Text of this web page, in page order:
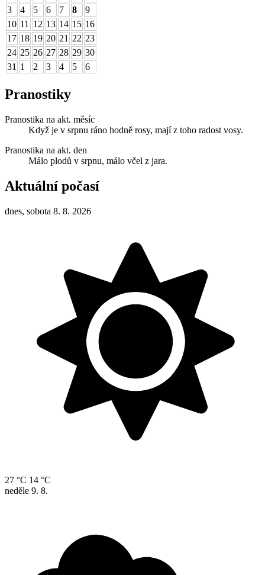
3
4 5 6 7 8
9
10 11 12 13 14 15 16
17 18 19 20 21 22 23
24 25 26 27 28 29 30
31 1 2 3 4 5 6
Pranostiky
Pranostika na akt. měsíc
Když je v srpnu ráno hodně rosy, mají z toho radost vosy.
Pranostika na akt. den
Málo plodů v srpnu, málo včel z jara.
Aktuální počasí
dnes, sobota 8. 8. 2026
27 °C 14 °C
neděle 9. 8.